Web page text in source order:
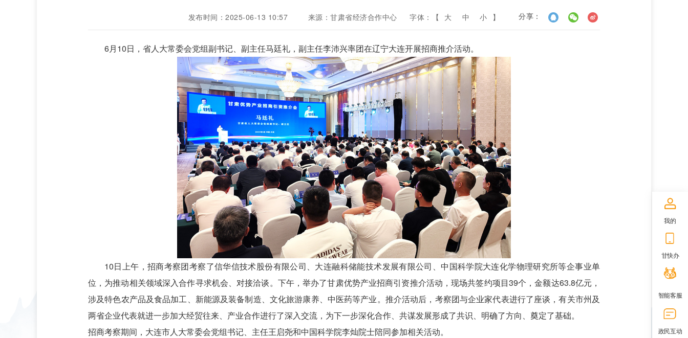
发布时间：2025-06-13 10:57 来源：甘肃省经济合作中心 字体：【 大 中 小 】 分享：
6月10日，省人大常委会党组副书记、副主任马廷礼，副主任李沛兴率团在辽宁大连开展招商推介活动。
10日上午，招商考察团考察了信华信技术股份有限公司、大连融科储能技术发展有限公司、中国科学院大连化学物理研究所等企事业单
位，为推动相关领域深入合作寻求机会、对接洽谈。下午，举办了甘肃优势产业招商引资推介活动，现场共签约项目39个，金额达63.8亿元，
涉及特色农产品及食品加工、新能源及装备制造、文化旅游康养、中医药等产业。推介活动后，考察团与企业家代表进行了座谈，有关市州及
两省企业代表就进一步加大经贸往来、产业合作进行了深入交流，为下一步深化合作、共谋发展形成了共识、明确了方向、奠定了基础。
招商考察期间，大连市人大常委会党组书记、主任王启尧和中国科学院李灿院士陪同参加相关活动。
我的
甘快办
智能客服
政民互动